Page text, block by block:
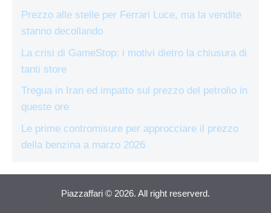
Prezzo alle stelle per Ferrari Luce, ma la vendite
stanno decollando
La crisi di GameStop: i motivi dietro la chiusura di
tanti store
Tregua in Iran ed impatto sul prezzo del petrolio in
queste ore
Le prime contromisure per approcciare il prezzo
della benzina a marzo 2026
Piazzaffari © 2026. All right reserverd.